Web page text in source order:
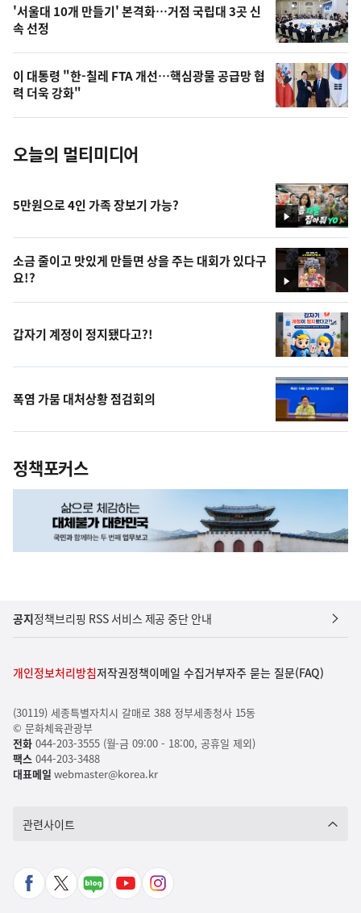
오
늘
의
사
진
'서울대 10개 만들기' 본격화…거점 국립대 3곳 신
속 선정
이 대통령 "한-칠레 FTA 개선…핵심광물 공급망 협
력 더욱 강화"
오늘의 멀티미디어
영
상
5만원으로 4인 가족 장보기 가능?
영
상
소금 줄이고 맛있게 만들면 상을 주는 대회가 있다구
요!?
갑자기 계정이 정지됐다고?!
폭염 가뭄 대처상황 점검회의
정책포커스
공지정책브리핑 RSS 서비스 제공 중단 안내
개인정보처리방침저작권정책이메일 수집거부자주 묻는 질문(FAQ)
(30119) 세종특별자치시 갈매로 388 정부세종청사 15동
© 문화체육관광부
전화044-203-3555 (월-금 09:00 - 18:00, 공휴일 제외)
팩스044-203-3488
대표메일 webmaster@korea.kr
관련사이트
페
X
네
유
인